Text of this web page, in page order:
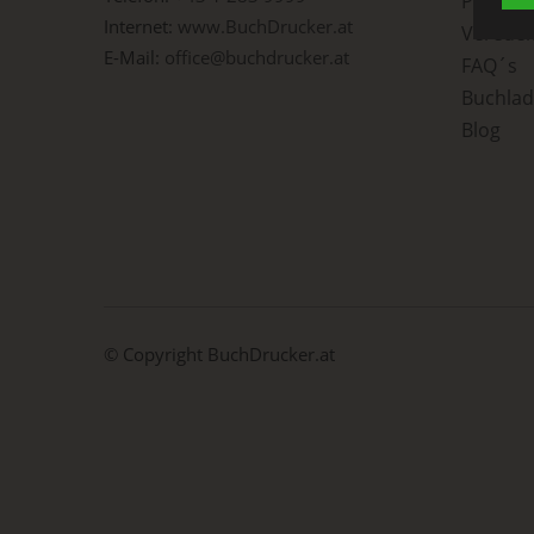
Internet: www.BuchDrucker.at
E-Mail: office@buchdrucker.at
FAQ´s
Blog
© Copyright BuchDrucker.at
c)